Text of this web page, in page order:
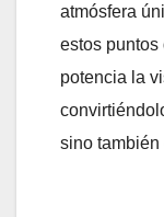
atmósfera
estos puntos
potencia la
sino también